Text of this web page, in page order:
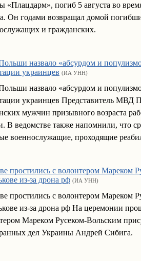
«Плацдарм», погиб 5 августа во
Он годами возвращал домой
и гражданских.
назвало «абсурдом и
украинцев (ИА УНН)
назвало «абсурдом и
украинцев Представитель МВД
мужчин призывного возраста
В ведомстве также напомнили, что
военнослужащие, проходящие
простились с волонтером Мареком
из-за дрона рф (ИА УНН)
простились с волонтером Мареком
из-за дрона рф На церемонии
Мареком Русеком-Вольским
дел Украины Андрей Сибига.